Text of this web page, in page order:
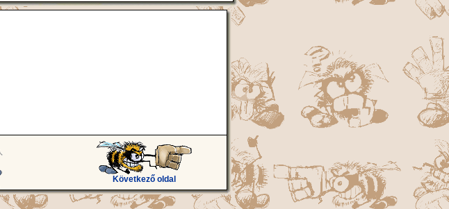
Következő oldal